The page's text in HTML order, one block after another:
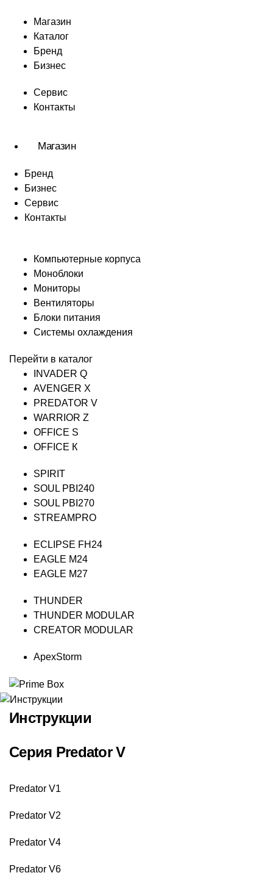
Магазин
Каталог
Бренд
Бизнес
Сервис
Контакты
Магазин
Бренд
Бизнес
Сервис
Контакты
Компьютерные корпуса
Моноблоки
Мониторы
Вентиляторы
Блоки питания
Системы охлаждения
Перейти в каталог
INVADER Q
AVENGER X
PREDATOR V
WARRIOR Z
OFFICE S
OFFICE К
SPIRIT
SOUL PBI240
SOUL PBI270
STREAMPRO
ECLIPSE FH24
EAGLE M24
EAGLE M27
THUNDER
THUNDER MODULAR
CREATOR MODULAR
ApexStorm
Инструкции
Серия Predator V
Predator V1
Predator V2
Predator V4
Predator V6